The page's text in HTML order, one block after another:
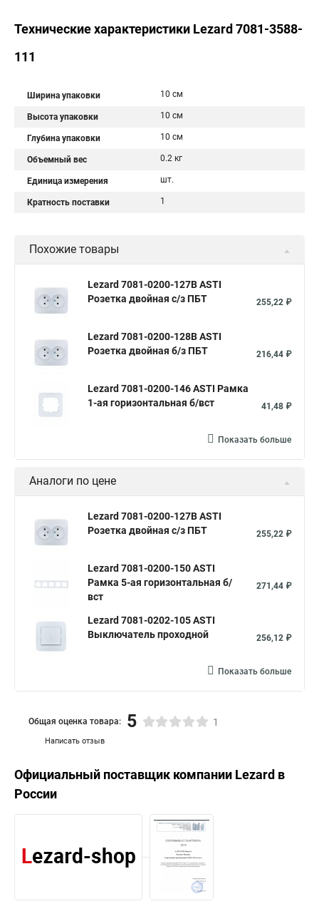
Технические характеристики Lezard 7081-3588-
111
Ширина упаковки 10 см
Высота упаковки 10 см
Глубина упаковки 10 см
Объемный вес 0.2 кг
Единица измерения шт.
Кратность поставки 1
Похожие товары
Lezard 7081-0200-127B ASTI
Розетка двойная с/з ПБТ
255,22 ₽
Lezard 7081-0200-128B ASTI
Розетка двойная б/з ПБТ
216,44 ₽
Lezard 7081-0200-146 ASTI Рамка
1-ая горизонтальная б/вст
41,48 ₽
Показать больше
Аналоги по цене
Lezard 7081-0200-127B ASTI
Розетка двойная с/з ПБТ
255,22 ₽
Lezard 7081-0200-150 ASTI
Рамка 5-ая горизонтальная б/
вст
271,44 ₽
Lezard 7081-0202-105 ASTI
Выключатель проходной
256,12 ₽
Показать больше
Написать отзыв
Общая оценка товара: 5 1
Официальный поставщик компании Lezard в
России